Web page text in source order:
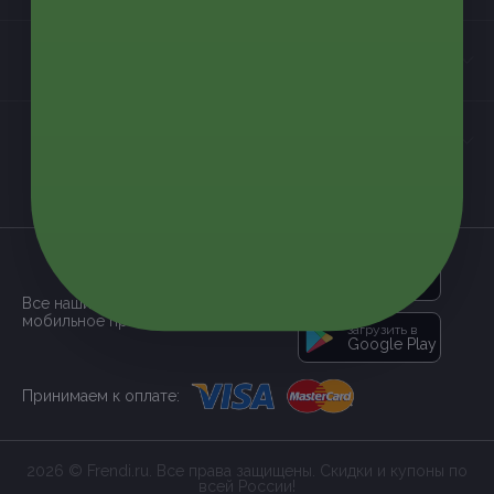
Все наши купоны доступны через
мобильное приложение:
загрузить в
Google Play
Принимаем к оплате:
2026 © Frendi.ru. Все права защищены. Скидки и купоны по
всей России!